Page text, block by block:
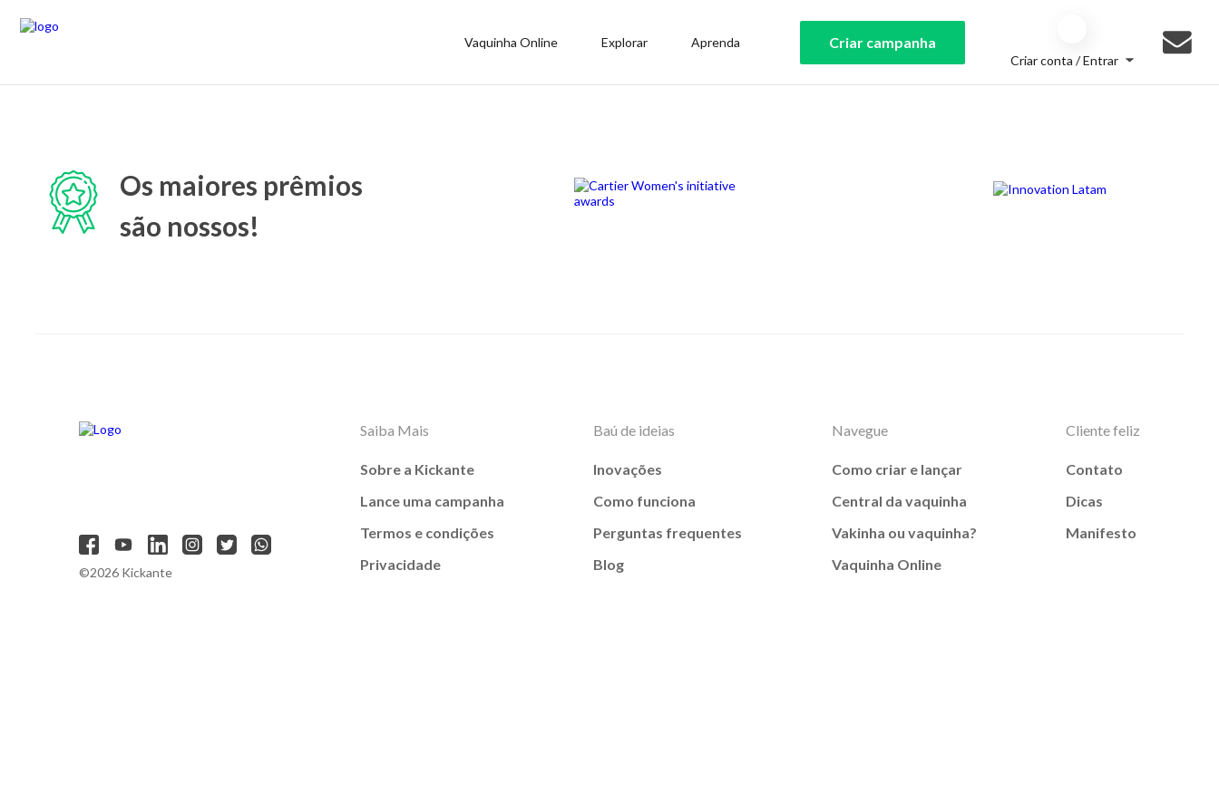
Vaquinha Online Explorar Aprenda Criar campanha
Criar conta / Entrar
Os maiores prêmios
são nossos!
©2026 Kickante
Saiba Mais
Sobre a Kickante
Lance uma campanha
Termos e condições
Privacidade
Baú de ideias
Inovações
Como funciona
Perguntas frequentes
Blog
Navegue
Como criar e lançar
Central da vaquinha
Vakinha ou vaquinha?
Vaquinha Online
Cliente feliz
Contato
Dicas
Manifesto